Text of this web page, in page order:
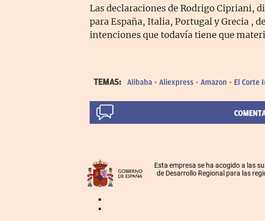
Las declaraciones de Rodrigo Cipriani,
para España, Italia, Portugal y Grecia ,
intenciones que todavía tiene que
TEMAS: Alibaba Aliexpress Amazon El Corte
Esta empresa se ha acogido a las
de Desarrollo Regional para las